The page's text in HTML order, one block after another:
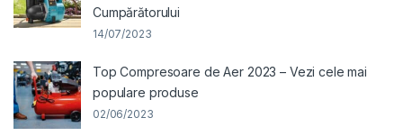
Cumpărătorului
14/07/2023
Top Compresoare de Aer 2023 – Vezi cele mai
populare produse
02/06/2023